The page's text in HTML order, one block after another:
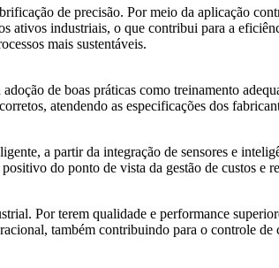
de precisão. Por meio da aplicação
ativos industriais, o que contribui para a
mais sustentáveis.
de boas práticas como treinamento
atendendo as especificações dos
a partir da integração de sensores e
do ponto de vista da gestão de custos e
Por terem qualidade e performance
também contribuindo para o controle de